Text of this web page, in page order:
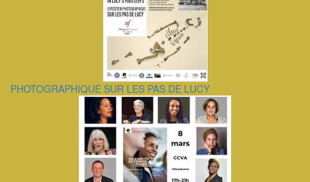
PHOTOGRAPHIQUE SUR LES PAS DE LUCY